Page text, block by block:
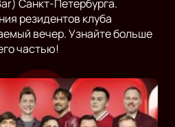
Санкт-Петербурга.
резидентов клуба
вечер. Узнайте больше
частью!